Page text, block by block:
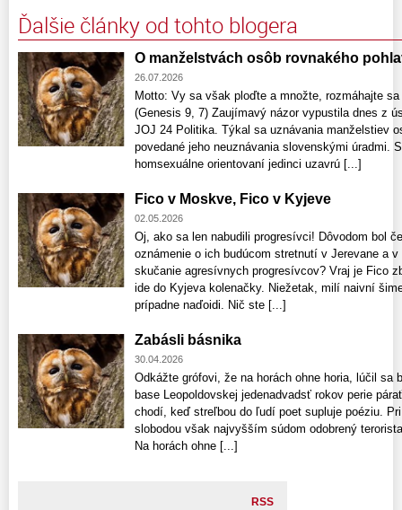
Ďalšie články od tohto blogera
O manželstvách osôb rovnakého
26.07.2026
Motto: Vy sa však ploďte a množte, rozmáhajte
(Genesis 9, 7) Zaujímavý názor vypustila dnes z
JOJ 24 Politika. Týkal sa uznávania manželstiev
povedané jeho neuznávania slovenskými úradmi.
homsexuálne orientovaní jedinci uzavrú [...]
Fico v Moskve, Fico v Kyjeve
02.05.2026
Oj, ako sa len nabudili progresívci! Dôvodom bol
oznámenie o ich budúcom stretnutí v Jerevane a
skučanie agresívnych progresívcov? Vraj je Fico
ide do Kyjeva kolenačky. Niežetak, milí naivní
prípadne naďoidi. Nič ste [...]
Zabásli básnika
30.04.2026
Odkážte grófovi, že na horách ohne horia, lúčil
base Leopoldovskej jedenadvadsť rokov perie
chodí, keď streľbou do ľudí poet supluje poéziu.
slobodou však najvyšším súdom odobrený
Na horách ohne [...]
RSS